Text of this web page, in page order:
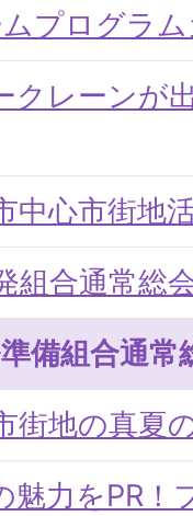
ムプログラ
クレーンが
中心市街地
組合通常総
備組合通常
街地の真夏
魅力をPR